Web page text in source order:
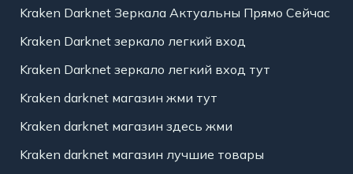
Kraken Darknet Зеркала Актуальны Прямо Сейчас
Kraken Darknet зеркало легкий вход
Kraken Darknet зеркало легкий вход тут
Kraken darknet магазин жми тут
Kraken darknet магазин здесь жми
Kraken darknet магазин лучшие товары